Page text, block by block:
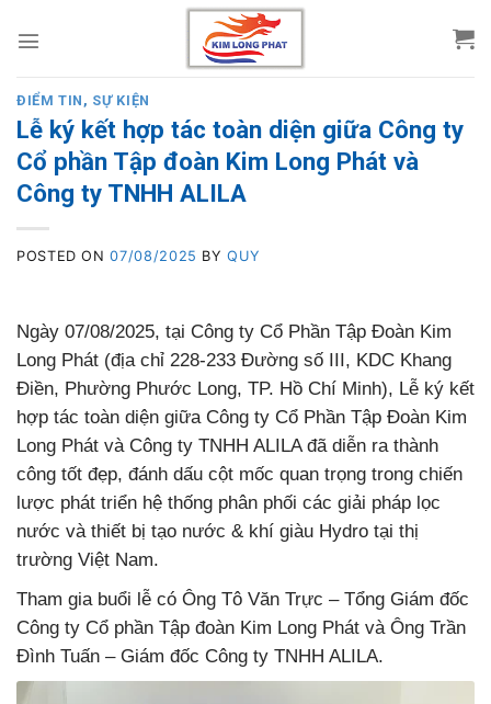
ĐIỂM TIN , SỰ KIỆN
Lễ ký kết hợp tác toàn diện giữa Công ty
Cổ phần Tập đoàn Kim Long Phát và
Công ty TNHH ALILA
POSTED ON07/08/2025 BYQUY
Ngày 07/08/2025, tại Công ty Cổ Phần Tập Đoàn Kim
Long Phát (địa chỉ 228-233 Đường số III, KDC Khang
Điền, Phường Phước Long, TP. Hồ Chí Minh), Lễ ký kết
hợp tác toàn diện giữa Công ty Cổ Phần Tập Đoàn Kim
Long Phát và Công ty TNHH ALILA đã diễn ra thành
công tốt đẹp, đánh dấu cột mốc quan trọng trong chiến
lược phát triển hệ thống phân phối các giải pháp lọc
nước và thiết bị tạo nước & khí giàu Hydro tại thị
trường Việt Nam.
Tham gia buổi lễ có Ông Tô Văn Trực – Tổng Giám đốc
Công ty Cổ phần Tập đoàn Kim Long Phát và Ông Trần
Đình Tuấn – Giám đốc Công ty TNHH ALILA.